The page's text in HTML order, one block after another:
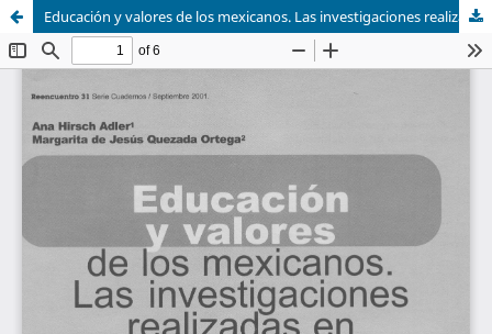
Educación y valores de los mexicanos. Las investigaciones realizadas en México de 1990 a 2001